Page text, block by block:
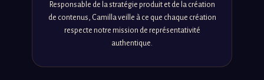
Responsable de la stratégie produit et de la création
de contenus, Camilla veille à ce que chaque création
respecte notre mission de représentativité
authentique.